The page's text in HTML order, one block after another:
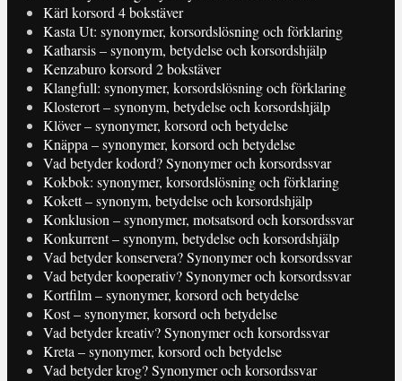
Kärl korsord 4 bokstäver
Kasta Ut: synonymer, korsordslösning och förklaring
Katharsis – synonym, betydelse och korsordshjälp
Kenzaburo korsord 2 bokstäver
Klangfull: synonymer, korsordslösning och förklaring
Klosterort – synonym, betydelse och korsordshjälp
Klöver – synonymer, korsord och betydelse
Knäppa – synonymer, korsord och betydelse
Vad betyder kodord? Synonymer och korsordssvar
Kokbok: synonymer, korsordslösning och förklaring
Kokett – synonym, betydelse och korsordshjälp
Konklusion – synonymer, motsatsord och korsordssvar
Konkurrent – synonym, betydelse och korsordshjälp
Vad betyder konservera? Synonymer och korsordssvar
Vad betyder kooperativ? Synonymer och korsordssvar
Kortfilm – synonymer, korsord och betydelse
Kost – synonymer, korsord och betydelse
Vad betyder kreativ? Synonymer och korsordssvar
Kreta – synonymer, korsord och betydelse
Vad betyder krog? Synonymer och korsordssvar